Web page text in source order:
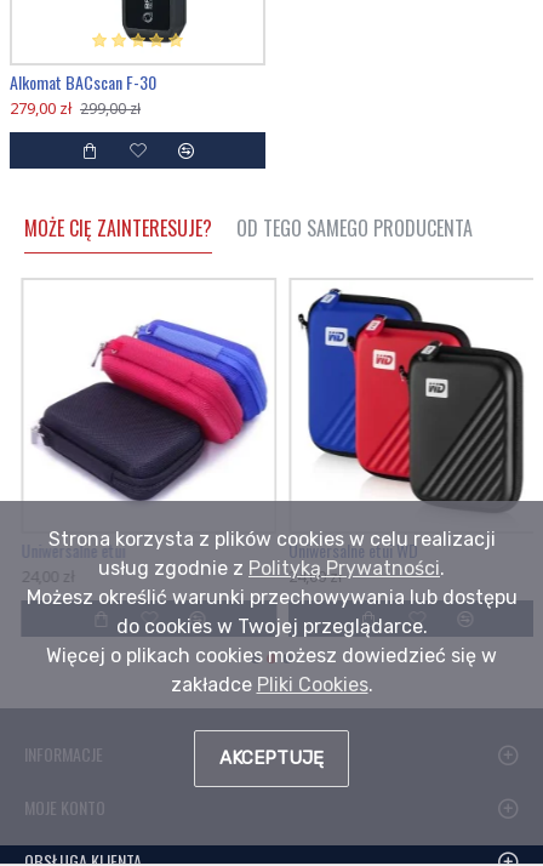
Alkomat BACscan F-30
279,00 zł 299,00 zł
MOŻE CIĘ ZAINTERESUJE? OD TEGO SAMEGO PRODUCENTA
Uniwersalne etui
24,00 zł
Uniwersalne etui WD
24,00 zł
INFORMACJE
MOJE KONTO
OBSŁUGA KLIENTA
AKCEPTUJĘ
Strona korzysta z plików cookies w celu realizacji
usług zgodnie z Polityką Prywatności.
Możesz określić warunki przechowywania lub dostępu
do cookies w Twojej przeglądarce.
Więcej o plikach cookies możesz dowiedzieć się w
zakładce Pliki Cookies.